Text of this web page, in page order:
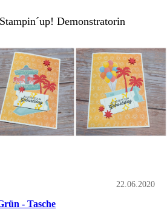
Demonstratorin
22.06.2020
- Tasche